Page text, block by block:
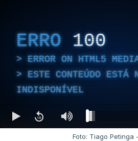
ERRO 100
ERROR ON HTML5
ESTE CONTEÚDO ESTÁ
INDISPONÍVEL
Foto: Tiago Petinga